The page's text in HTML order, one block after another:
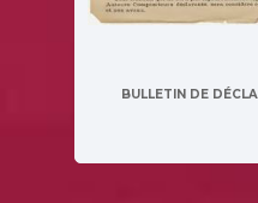
BULLETIN DE